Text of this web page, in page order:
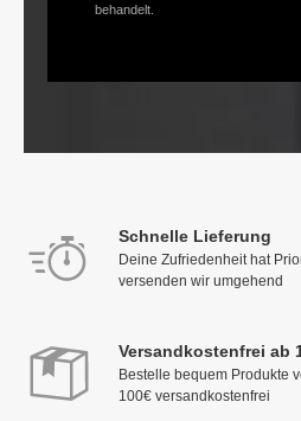
behandelt.
Schnelle Lieferung
Deine Zufriedenheit hat
versenden wir umgehend
Versandkostenfrei ab
Bestelle bequem Produkte
100€ versandkostenfrei